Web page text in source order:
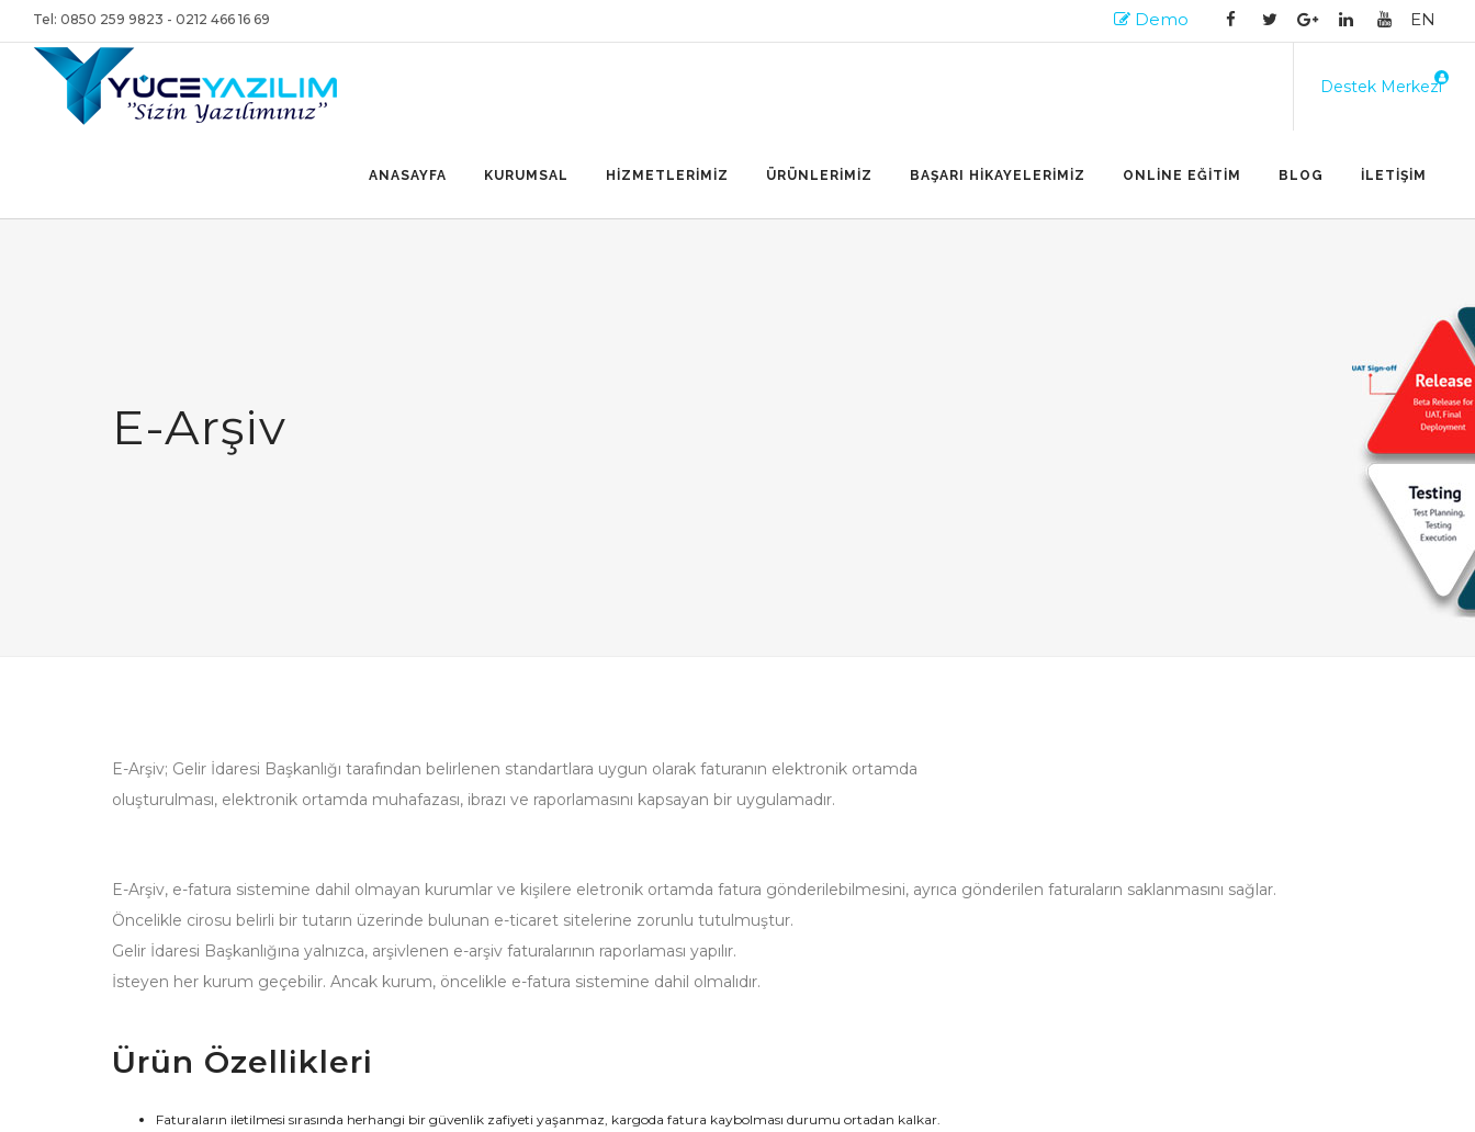
Tel: 0850 259 9823 - 0212 466 16 69 Demo EN
Destek Merkezi
ANASAYFA KURUMSAL HİZMETLERİMİZ ÜRÜNLERİMİZ BAŞARI HİKAYELERİMİZ ONLİNE EĞİTİM BLOG İLETİŞİM
E-Arşiv
E-Arşiv; Gelir İdaresi Başkanlığı tarafından belirlenen standartlara uygun olarak faturanın elektronik ortamda
oluşturulması, elektronik ortamda muhafazası, ibrazı ve raporlamasını kapsayan bir uygulamadır.
E-Arşiv, e-fatura sistemine dahil olmayan kurumlar ve kişilere eletronik ortamda fatura gönderilebilmesini, ayrıca gönderilen faturaların saklanmasını sağlar.
Öncelikle cirosu belirli bir tutarın üzerinde bulunan e-ticaret sitelerine zorunlu tutulmuştur.
Gelir İdaresi Başkanlığına yalnızca, arşivlenen e-arşiv faturalarının raporlaması yapılır.
İsteyen her kurum geçebilir. Ancak kurum, öncelikle e-fatura sistemine dahil olmalıdır.
Ürün Özellikleri
Faturaların iletilmesi sırasında herhangi bir güvenlik zafiyeti yaşanmaz, kargoda fatura kaybolması durumu ortadan kalkar.